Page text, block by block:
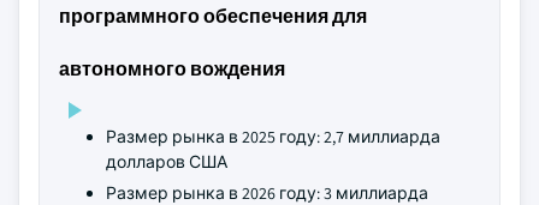
программного обеспечения для
автономного вождения
Размер рынка в 2025 году: 2,7 миллиарда
долларов США
Размер рынка в 2026 году: 3 миллиарда